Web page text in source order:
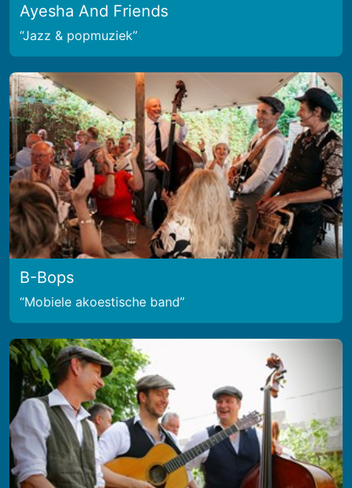
Ayesha And Friends
Jazz & popmuziek
B-Bops
Mobiele akoestische band